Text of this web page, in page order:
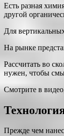
Есть разная
другой
Для
На рынке
Рассчитать во
нужен, чтобы
Смотрите в
Прежде чем